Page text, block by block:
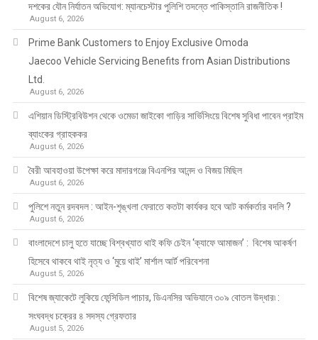
দশকের যৌন নির্যাতন অভিযোগ: ম্যানচেস্টার পুলিশি তদন্তে পাকিস্তানি রাজনীতিক !
August 6, 2026
Prime Bank Customers to Enjoy Exclusive Omoda
Jaecoo Vehicle Servicing Benefits from Asian Distributions
Ltd.
August 6, 2026
এশিয়ান ডিস্ট্রিবিউশন থেকে ওমেডা জাইকো গাড়ির সার্ভিসিংয়ে বিশেষ সুবিধা পাবেন প্রাইম
ব্যাংকের গ্রাহককর
August 6, 2026
বৈরী আবহাওয়া উপেক্ষা করে মাদারগঞ্জে বিএনপির আনন্দ ও বিজয় মিছিল
August 6, 2026
পুলিশে নতুন রদবদল : আইন-শৃঙ্খলা ফেরাতে কতটা কার্যকর হবে আট কর্মকর্তার বদলি ?
August 6, 2026
​​বাংলাদেশে চালু হতে যাচ্ছে বিশ্বখ্যাত থাই কফি চেইন ‘ক্যাফে আমাজন’ : বিশেষ আকর্ষণ
হিসেবে থাকবে থাই নৃত্য ও ‘মুয়ে থাই’ মার্শাল আর্ট পরিবেশনা
August 5, 2026
বিশেষ জ্যাকেটে লুকিয়ে ফেন্সিডিল পাচার, ডিএনসির অভিযানে ৩০৯ বোতল উদ্ধার৷ :
সংঘবদ্ধ চক্রের ৪ সদস্য গ্রেফতার
August 5, 2026